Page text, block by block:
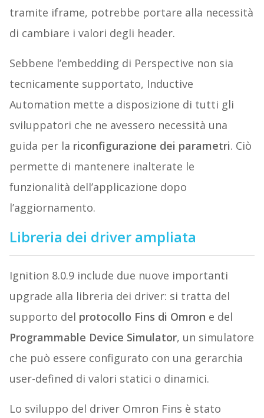
tramite iframe, potrebbe portare alla necessità
di cambiare i valori degli header.
Sebbene l’embedding di Perspective non sia
tecnicamente supportato, Inductive
Automation mette a disposizione di tutti gli
sviluppatori che ne avessero necessità una
guida per la riconfigurazione dei parametri. Ciò
permette di mantenere inalterate le
funzionalità dell’applicazione dopo
l’aggiornamento.
Libreria dei driver ampliata
Ignition 8.0.9 include due nuove importanti
upgrade alla libreria dei driver: si tratta del
supporto del protocollo Fins di Omron e del
Programmable Device Simulator, un simulatore
che può essere configurato con una gerarchia
user-defined di valori statici o dinamici.
Lo sviluppo del driver Omron Fins è stato